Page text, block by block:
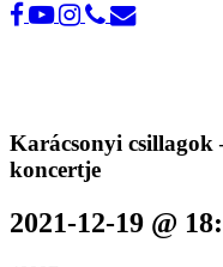
Karácsonyi
koncertje
2021-12-19 @